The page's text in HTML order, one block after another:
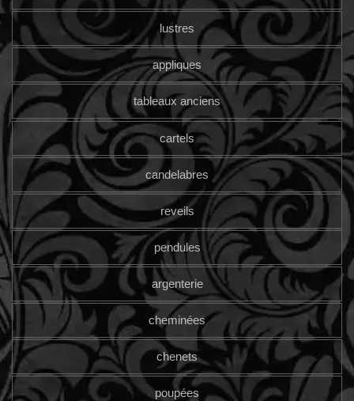
lustres
appliques
tableaux anciens
cartels
candelabres
reveils
pendules
argenterie
cheminées
chenets
poupées